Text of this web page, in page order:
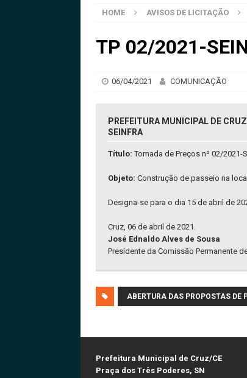
HOME AVISOS DE LICITAÇÃO
TP 02/2021-
06/04/2021 COMUNICAÇÃO
PREFEITURA MUNICIPAL DE
SEINFRA
Título:Tomada de Preços nº 02/2021-
Objeto: Construção de passeio na
Designa-se para o dia 15 de abril de
Cruz, 06 de abril de 2021.
José Ednaldo Alves de Sousa
Presidente da Comissão Permanente
ABERTURA DAS PROPOSTAS DE
Prefeitura Municipal de Cruz/CE
Praça dos Três Poderes, SN